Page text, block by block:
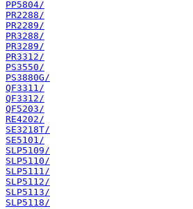
PP5804/
PR2288/
PR2289/
PR3288/
PR3289/
PR3312/
PS3550/
PS3880G/
QF3311/
QF3312/
QF5203/
RE4202/
SE3218T/
SE5101/
SLP5109/
SLP5110/
SLP5111/
SLP5112/
SLP5113/
SLP5118/